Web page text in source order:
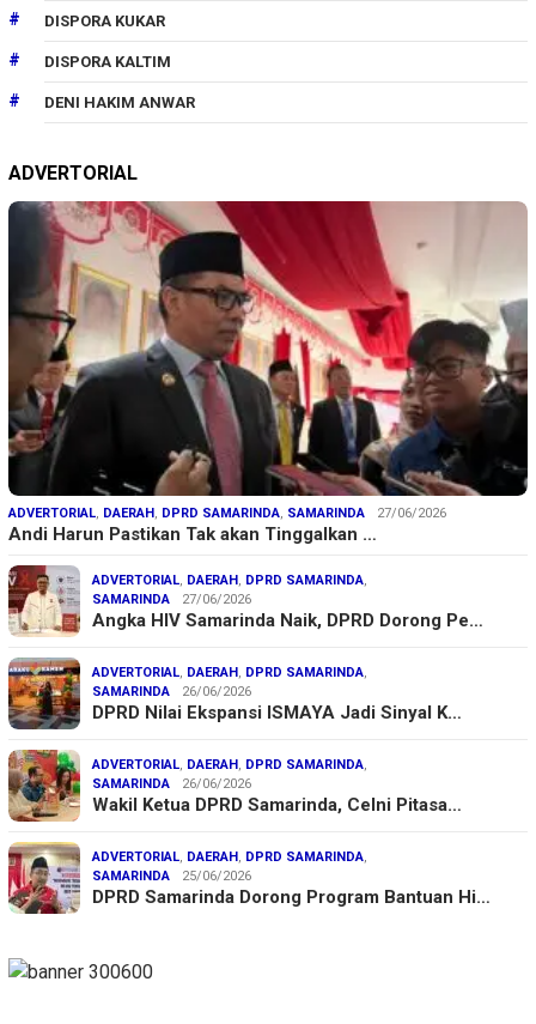
DISPORA KUKAR
DISPORA KALTIM
DENI HAKIM ANWAR
ADVERTORIAL
ADVERTORIAL, DAERAH, DPRD SAMARINDA, SAMARINDA 27/06/2026
Andi Harun Pastikan Tak akan Tinggalkan …
ADVERTORIAL, DAERAH, DPRD SAMARINDA,
SAMARINDA
27/06/2026
Angka HIV Samarinda Naik, DPRD Dorong Pe…
ADVERTORIAL, DAERAH, DPRD SAMARINDA,
SAMARINDA
26/06/2026
DPRD Nilai Ekspansi ISMAYA Jadi Sinyal K…
ADVERTORIAL, DAERAH, DPRD SAMARINDA,
SAMARINDA
26/06/2026
Wakil Ketua DPRD Samarinda, Celni Pitasa…
ADVERTORIAL, DAERAH, DPRD SAMARINDA,
SAMARINDA
25/06/2026
DPRD Samarinda Dorong Program Bantuan Hi…